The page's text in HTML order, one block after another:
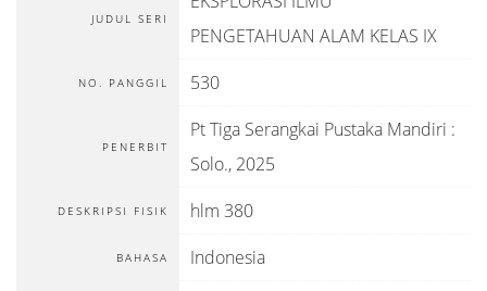
JUDUL SERI
PENGETAHUAN ALAM KELAS IX
NO. PANGGIL 530
PENERBIT
Pt Tiga Serangkai Pustaka Mandiri :
Solo., 2025
DESKRIPSI FISIK hlm 380
BAHASA Indonesia